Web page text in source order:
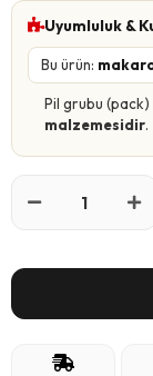
Uyumluluk &
Bu ürün:
Pil grubu
malzemesidir.